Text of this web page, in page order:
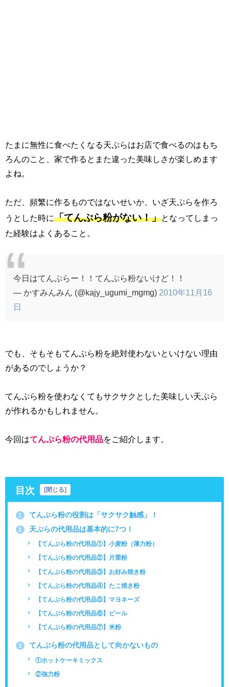
たまに無性に食べたくなる天ぷらはお店で食べるのはもち
ろんのこと、家で作るとまた違った美味しさが楽しめます
よね。
ただ、頻繁に作るものではないせいか、いざ天ぷらを作ろ
うとした時に「てんぷら粉がない！」となってしまっ
た経験はよくあること。
今日はてんぷらー！！てんぷら粉ないけど！！
— かすみんみん (@kajy_ugumi_mgmg) 2010年11月16
日
でも、そもそもてんぷら粉を絶対使わないといけない理由
があるのでしょうか？
てんぷら粉を使わなくてもサクサクとした美味しい天ぷら
が作れるかもしれません。
今回はてんぷら粉の代用品をご紹介します。
目次 [閉じる]
1 てんぷら粉の役割は「サクサク触感」！
2 天ぷらの代用品は基本的に7つ！
【てんぷら粉の代用品①】小麦粉（薄力粉）
【てんぷら粉の代用品②】片栗粉
【てんぷら粉の代用品③】お好み焼き粉
【てんぷら粉の代用品④】たこ焼き粉
【てんぷら粉の代用品⑤】マヨネーズ
【てんぷら粉の代用品⑥】ビール
【てんぷら粉の代用品⑦】米粉
3 てんぷら粉の代用品として向かないもの
①ホットケーキミックス
②強力粉